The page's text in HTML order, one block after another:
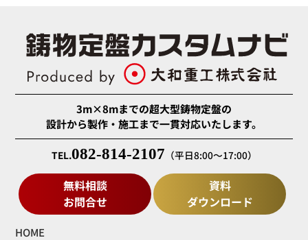
3m×8mまでの超大型鋳物定盤の
設計から製作・施工まで一貫対応いたします。
TEL.082-814-2107 （平日8:00～17:00）
無料相談
お問合せ
資料
ダウンロード
HOME